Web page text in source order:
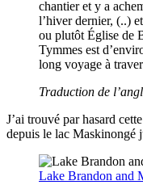
chantier et y a
l’hiver dernier, (..)
ou plutôt Église de
Tymmes est
long voyage à
Traduction de
J’ai trouvé par hasard
depuis le lac Maskinongé
Lake Brandon and